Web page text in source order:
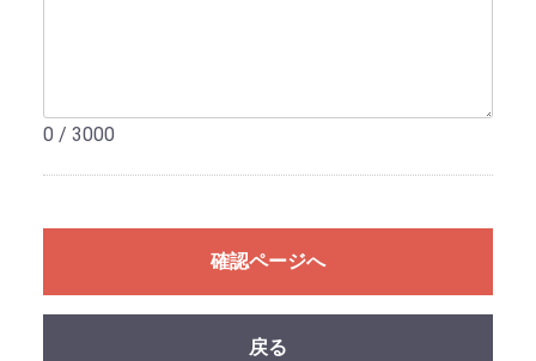
0 / 3000
確認ページへ
戻る